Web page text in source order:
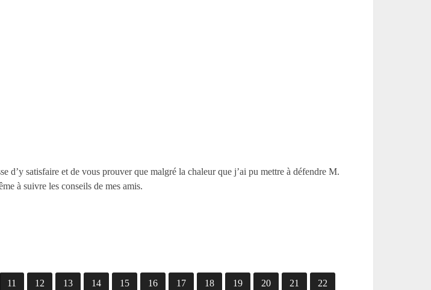
d’y satisfaire et de vous prouver que malgré la chaleur que j’ai pu mettre à défendre M.
à suivre les conseils de mes amis.
11 12 13 14 15 16 17 18 19 20 21 22